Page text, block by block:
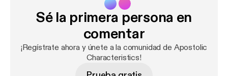
Sé la primera persona en
comentar
¡Regístrate ahora y únete a la comunidad de Apostolic
Characteristics!